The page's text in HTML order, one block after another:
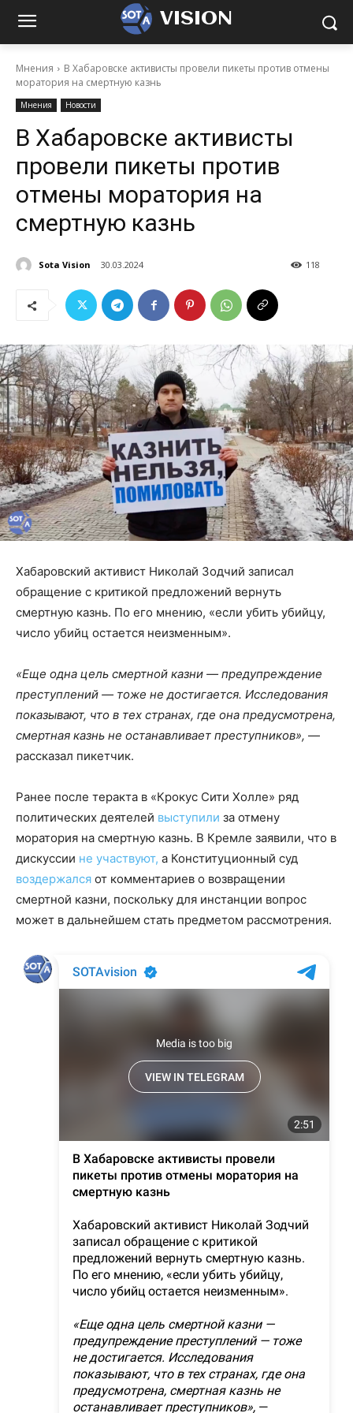
VISION
Мнения
В Хабаровске активисты провели пикеты против отмены
моратория на смертную казнь
Мнения Новости
В Хабаровске активисты
провели пикеты против
отмены моратория на
смертную казнь
Sota Vision 30.03.2024 118
Хабаровский активист Николай Зодчий записал
обращение с критикой предложений вернуть
смертную казнь. По его мнению, «если убить убийцу,
число убийц остается неизменным».
«Еще одна цель смертной казни — предупреждение
преступлений — тоже не достигается. Исследования
показывают, что в тех странах, где она предусмотрена,
смертная казнь не останавливает преступников», —
рассказал пикетчик.
Ранее после теракта в «Крокус Сити Холле» ряд
политических деятелей выступили за отмену
моратория на смертную казнь. В Кремле заявили, что в
дискуссии не участвуют, а Конституционный суд
воздержался от комментариев о возвращении
смертной казни, поскольку для инстанции вопрос
может в дальнейшем стать предметом рассмотрения.